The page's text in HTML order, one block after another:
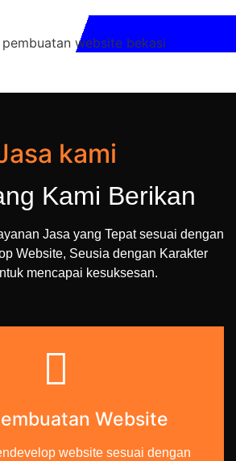
kami
Kami Berikan
Jasa yang Tepat sesuai dengan
Website, Seusia dengan Karakter
mencapai kesuksesan.
Website
website sesuai dengan